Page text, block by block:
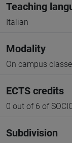
Teaching
Italian
Modality
On campus
ECTS credits
0 out of 6 of
Subdivision